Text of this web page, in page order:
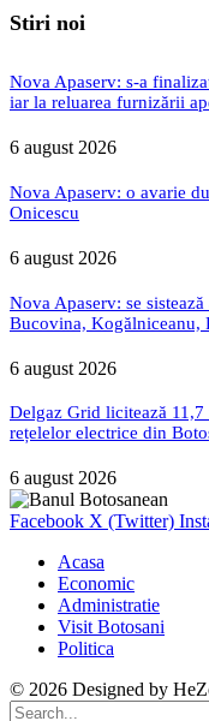
Stiri noi
Nova Apaserv: s-a
iar la reluarea furnizării
6 august 2026
Nova Apaserv: o avarie
Onicescu
6 august 2026
Nova Apaserv: se
Bucovina, Kogălniceanu,
6 august 2026
Delgaz Grid licitează
rețelelor electrice din
6 august 2026
Facebook X (Twitter)
Acasa
Economic
Administratie
Visit Botosani
Politica
© 2026 Designed by